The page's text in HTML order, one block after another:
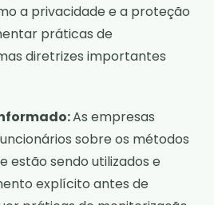
a privacidade e a proteção
práticas de
diretrizes importantes
As empresas
sobre os métodos
estão sendo utilizados e
explícito antes de